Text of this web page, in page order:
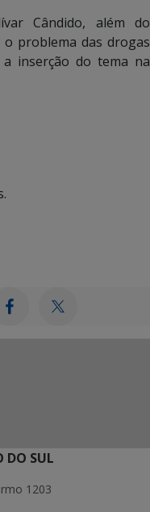
Cândido, além do
problema das drogas
inserção do tema na
DO SUL
1203